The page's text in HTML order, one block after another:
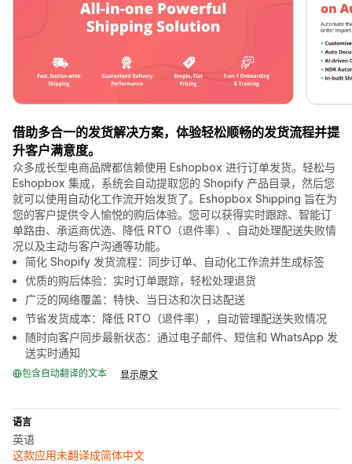
借助多合一的发货解决方案，体验轻松顺畅的发货流程并提
升客户满意度。
众多成长型电商品牌都信赖使用 Eshopbox 进行订单发货。轻松与
Eshopbox 集成，系统会自动提取您的 Shopify 产品目录，然后您
就可以使用自动化工作流开始发货了。Eshopbox Shipping 旨在为
您的客户提供令人愉悦的购后体验。您可以获得实时跟踪、智能订
单路由、承运商优选、降低 RTO（退件率）、自动处理配送失败情
况以及主动与客户沟通等功能。
简化 Shopify 发货流程：同步订单、自动化工作流并生成标签
优质的购后体验：实时订单跟踪，轻松处理退货
广泛的网络覆盖：特快、当日达和次日达配送
节省发货成本：降低 RTO（退件率），自动管理配送失败情况
随时向客户同步最新状态：通过电子邮件、短信和 WhatsApp 发
送实时通知
包含自动翻译的文本 显示原文
语言
英语
这款应用未翻译成简体中文